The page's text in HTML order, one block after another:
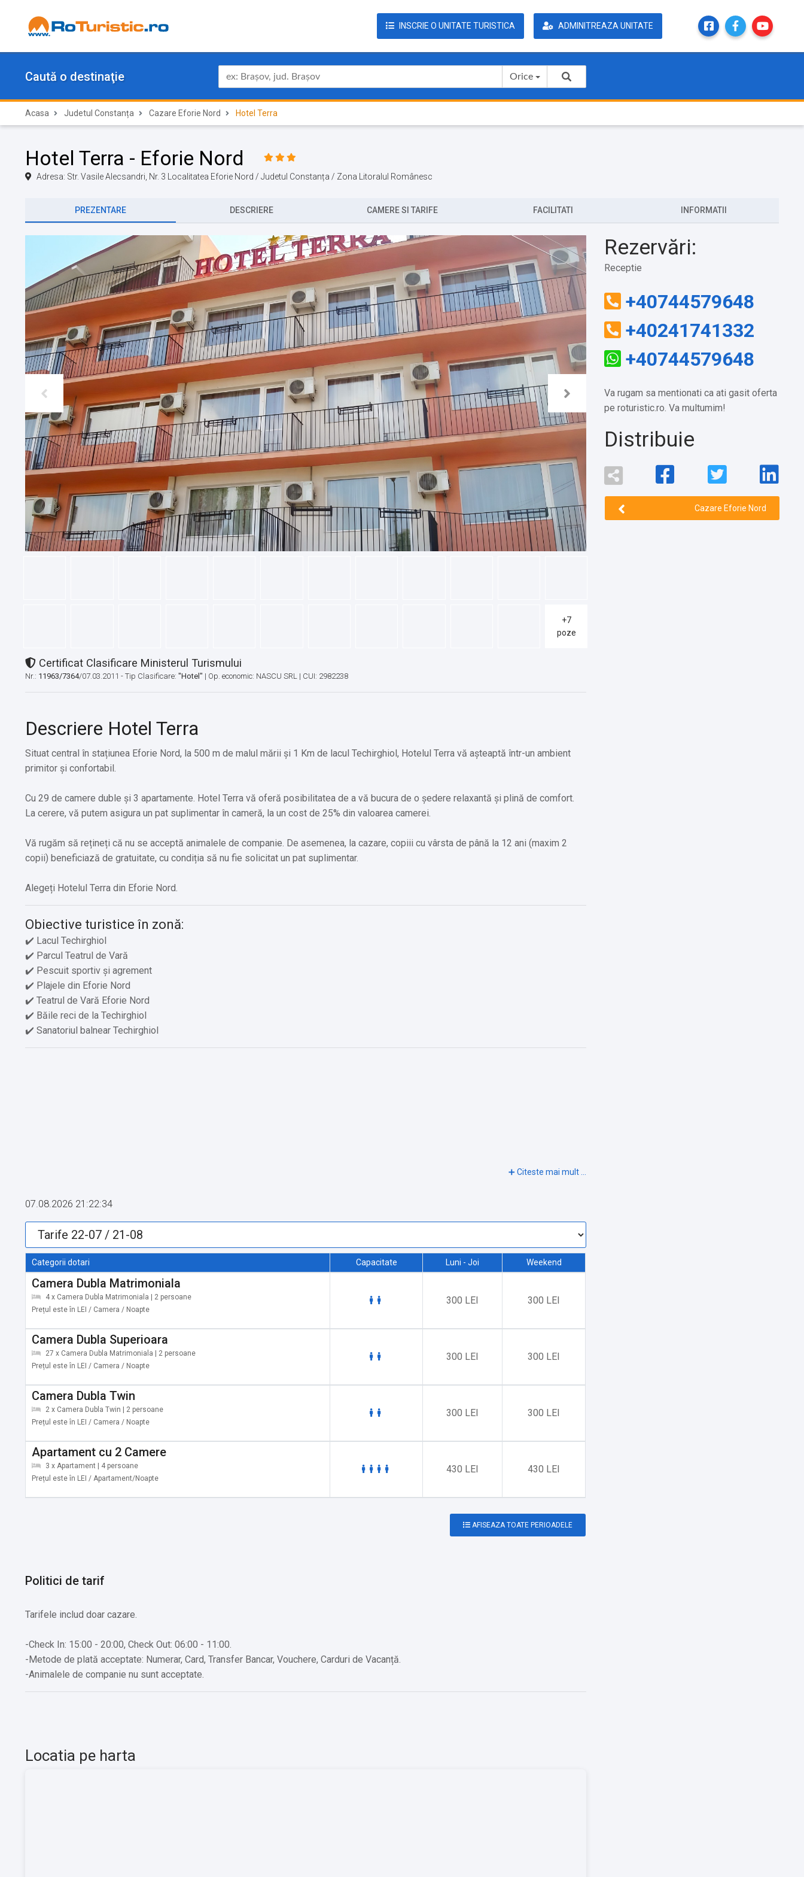
INSCRIE O UNITATE TURISTICA ADMINITREAZA UNITATE
Caută o destinaţie Orice
Acasa Judetul Constanța Cazare Eforie Nord Hotel Terra
Hotel Terra - Eforie Nord
Adresa: Str. Vasile Alecsandri, Nr. 3 Localitatea Eforie Nord / Judetul Constanța / Zona Litoralul Românesc
PREZENTARE DESCRIERE CAMERE SI TARIFE FACILITATI INFORMATII
+7
poze
Certificat Clasificare Ministerul Turismului
Nr.: 11963/7364/07.03.2011 - Tip Clasificare: "Hotel" | Op. economic: NASCU SRL | CUI: 2982238
Descriere Hotel Terra
Situat central în stațiunea Eforie Nord, la 500 m de malul mării și 1 Km de lacul Techirghiol, Hotelul Terra vă așteaptă într-un ambient
primitor și confortabil.
Cu 29 de camere duble și 3 apartamente. Hotel Terra vă oferă posibilitatea de a vă bucura de o ședere relaxantă și plină de comfort.
La cerere, vă putem asigura un pat suplimentar în cameră, la un cost de 25% din valoarea camerei.
Vă rugăm să rețineți că nu se acceptă animalele de companie. De asemenea, la cazare, copiii cu vârsta de până la 12 ani (maxim 2
copii) beneficiază de gratuitate, cu condiția să nu fie solicitat un pat suplimentar.
Alegeți Hotelul Terra din Eforie Nord.
Obiective turistice în zonă:
✔️ Lacul Techirghiol
✔️ Parcul Teatrul de Vară
✔️ Pescuit sportiv și agrement
✔️ Plajele din Eforie Nord
✔️ Teatrul de Vară Eforie Nord
✔️ Băile reci de la Techirghiol
✔️ Sanatoriul balnear Techirghiol
07.08.2026 21:22:34
Categorii dotari Capacitate Luni - Joi Weekend
Camera Dubla Matrimoniala
4 x Camera Dubla Matrimoniala | 2 persoane
Prețul este în LEI / Camera / Noapte
300 LEI 300 LEI
Camera Dubla Superioara
27 x Camera Dubla Matrimoniala | 2 persoane
Prețul este în LEI / Camera / Noapte
300 LEI 300 LEI
Camera Dubla Twin
2 x Camera Dubla Twin | 2 persoane
Prețul este în LEI / Camera / Noapte
300 LEI 300 LEI
Apartament cu 2 Camere
3 x Apartament | 4 persoane
Prețul este în LEI / Apartament/Noapte
430 LEI 430 LEI
AFISEAZA TOATE PERIOADELE
Politici de tarif
Tarifele includ doar cazare.
-Check In: 15:00 - 20:00, Check Out: 06:00 - 11:00.
-Metode de plată acceptate: Numerar, Card, Transfer Bancar, Vouchere, Carduri de Vacanță.
-Animalele de companie nu sunt acceptate.
Locatia pe harta
Rezervări:
Receptie
+40744579648
+40241741332
+40744579648
Va rugam sa mentionati ca ati gasit oferta
pe roturistic.ro. Va multumim!
Distribuie
Cazare Eforie Nord